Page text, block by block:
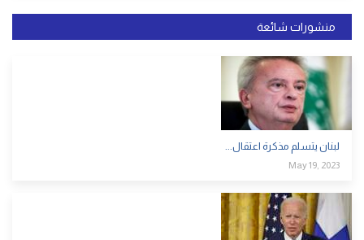
منشورات شائعة
لبنان يتسلم مذكرة اعتقال...
May 19, 2023